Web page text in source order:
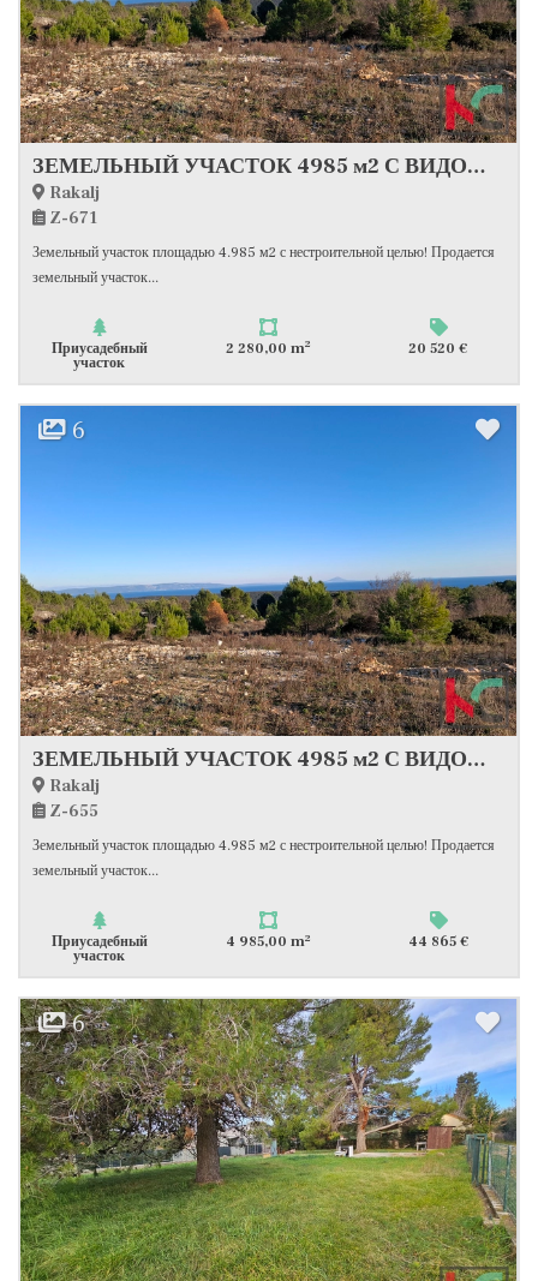
ЗЕМЕЛЬНЫЙ УЧАСТОК 4985 м2 С ВИДОМ НА МОРЕ #ПРОДАЖА
Rakalj
Z-671
Земельный участок площадью 4.985 м2 с нестроительной целью! Продается
земельный участок...
Приусадебный
участок
2 280,00 m2 20 520 €
6
ЗЕМЕЛЬНЫЙ УЧАСТОК 4985 м2 С ВИДОМ НА МОРЕ #ПРОДАЖА
Rakalj
Z-655
Земельный участок площадью 4.985 м2 с нестроительной целью! Продается
земельный участок...
Приусадебный
участок
4 985,00 m2 44 865 €
6